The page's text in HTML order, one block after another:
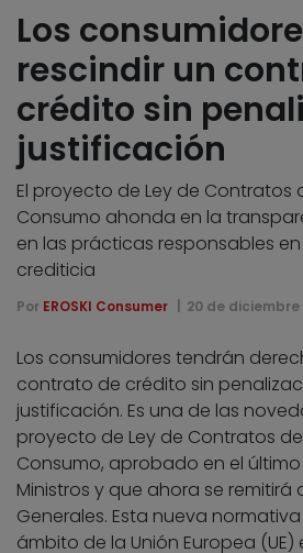
Los
rescindir un
crédito sin
justificación
El proyecto de Ley de Contratos
Consumo ahonda en la
en las prácticas responsables
crediticia
Por EROSKI Consumer 20 de diciembre
Los consumidores tendrán
contrato de crédito sin
justificación. Es una de las
proyecto de Ley de Contratos
Consumo, aprobado en el
Ministros y que ahora se remitirá
Generales. Esta nueva
ámbito de la Unión Europea